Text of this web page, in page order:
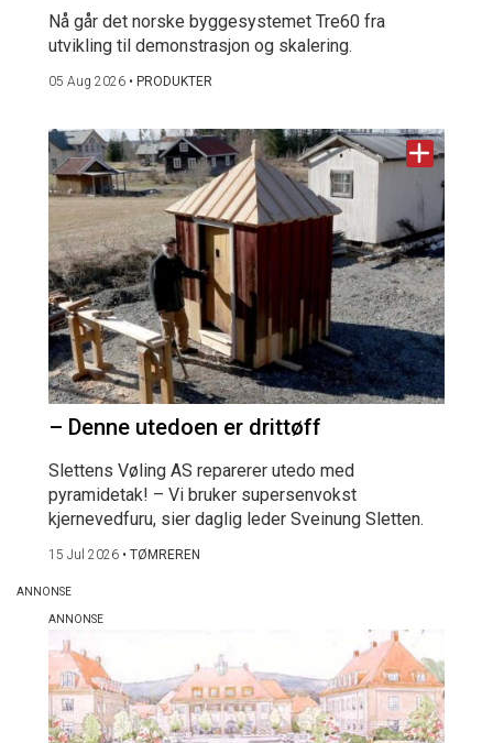
Nå går det norske byggesystemet Tre60 fra
utvikling til demonstrasjon og skalering.
05 Aug 2026 • PRODUKTER
– Denne utedoen er drittøff
Slettens Vøling AS reparerer utedo med
pyramidetak! – Vi bruker supersenvokst
kjernevedfuru, sier daglig leder Sveinung Sletten.
15 Jul 2026 • TØMREREN